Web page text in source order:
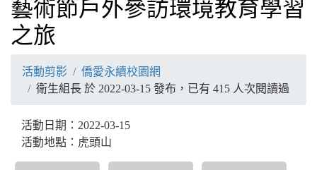
藝術節戶外參訪環境教育學習
之旅
活動剪影
僑愛永續校園網
衛生組長 於 2022-03-15 發布，已有 415 人次閱讀過
活動日期：2022-03-15
活動地點：虎頭山